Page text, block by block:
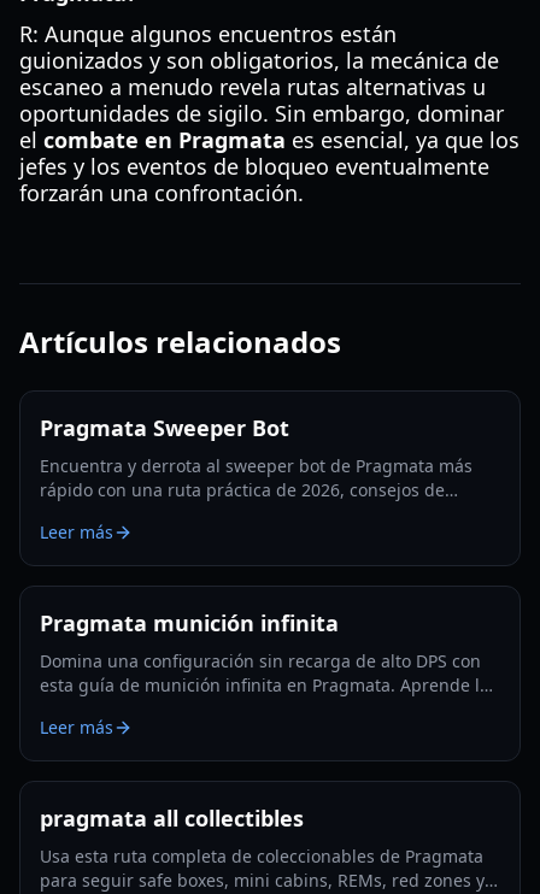
R: Aunque algunos encuentros están
guionizados y son obligatorios, la mecánica de
escaneo a menudo revela rutas alternativas u
oportunidades de sigilo. Sin embargo, dominar
el combate en Pragmata es esencial, ya que los
jefes y los eventos de bloqueo eventualmente
forzarán una confrontación.
Artículos relacionados
Pragmata Sweeper Bot
Encuentra y derrota al sweeper bot de Pragmata más
rápido con una ruta práctica de 2026, consejos de
Filamento Luna.
Leer más
Pragmata munición infinita
Domina una configuración sin recarga de alto DPS con
esta guía de munición infinita en Pragmata. Aprende los
supervivencia y optimización lista para Lunatic Plus.
Leer más
pragmata all collectibles
Usa esta ruta completa de coleccionables de Pragmata
para seguir safe boxes, mini cabins, REMs, red zones y